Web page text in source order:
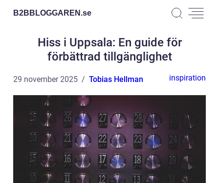
B2BBLOGGAREN.se
Hiss i Uppsala: En guide för
förbättrad tillgänglighet
29 november 2025 Tobias Hellman inspiration